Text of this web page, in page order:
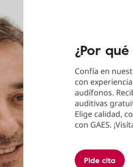
¿Por
Confía en
con
audífonos.
auditivas
Elige calidad,
con GAES.
Pide cita